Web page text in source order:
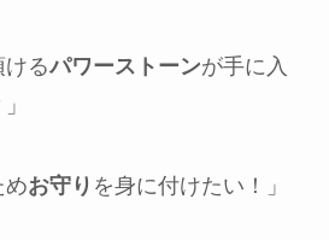
けるパワーストーンが手に入
めお守り を身に付けたい！」